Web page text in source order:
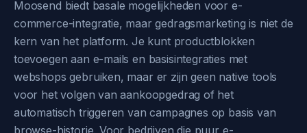
Moosend biedt basale mogelijkheden voor e-
commerce-integratie, maar gedragsmarketing is niet de
kern van het platform. Je kunt productblokken
toevoegen aan e-mails en basisintegraties met
webshops gebruiken, maar er zijn geen native tools
voor het volgen van aankoopgedrag of het
automatisch triggeren van campagnes op basis van
browse-historie. Voor bedrijven die puur e-